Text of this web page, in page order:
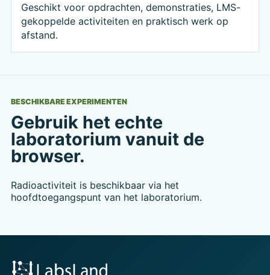
Geschikt voor opdrachten, demonstraties, LMS-
gekoppelde activiteiten en praktisch werk op
afstand.
BESCHIKBARE EXPERIMENTEN
Gebruik het echte
laboratorium vanuit de
browser.
Radioactiviteit is beschikbaar via het
hoofdtoegangspunt van het laboratorium.